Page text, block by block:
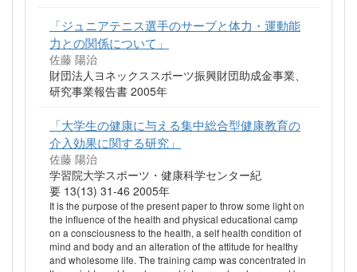
「ジュニアテニス選手のサーブと体力・運動能
力との関係について」
佐藤 陽治
財団法人ヨネックススポーツ振興財団助成金事業、
研究事業報告書 2005年
「大学生の健康に与える集中総合型健康教育の
介入効果に関する研究」
佐藤 陽治
学習院大学スポーツ・健康科学センター紀
要 13(13) 31-46 2005年
It is the purpose of the present paper to throw some light on
the influence of the health and physical educational camp
on a consciousness to the health, a self health condition of
mind and body and an alteration of the attitude for healthy
and wholesome life. The training camp was concentrated in